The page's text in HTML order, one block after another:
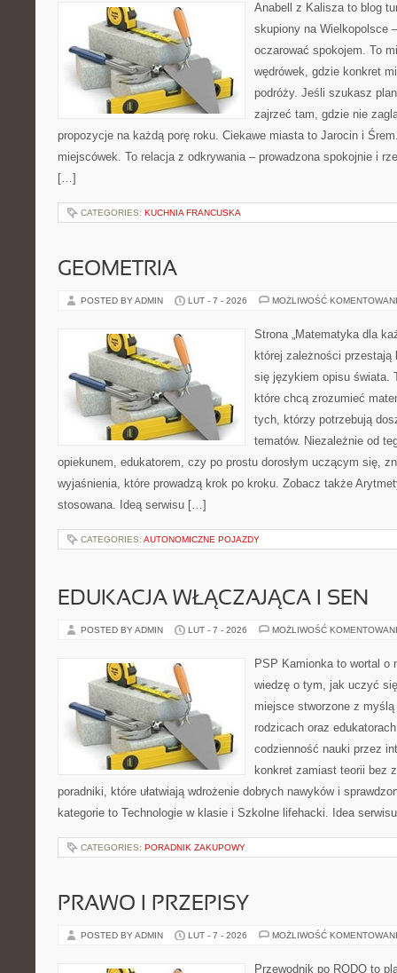
Anabell z Kalisza to blog
skupiony na Wielkopolsce
oczarować spokojem. To
wędrówek, gdzie konkret
podróży. Jeśli szukasz
zajrzeć tam, gdzie nie
propozycje na każdą porę roku. Ciekawe miasta to Jarocin i
miejscówek. To relacja z odkrywania – prowadzona spokojnie i
[…]
CATEGORIES: KUCHNIA FRANCUSKA
GEOMETRIA
POSTED BY ADMIN LUT - 7 - 2026 MOŻLIWOŚĆ
Strona „Matematyka dla
której zależności
się językiem opisu świata.
które chcą zrozumieć
tych, którzy potrzebują
tematów. Niezależnie od
opiekunem, edukatorem, czy po prostu dorosłym uczącym się,
wyjaśnienia, które prowadzą krok po kroku. Zobacz także
stosowana. Ideą serwisu […]
CATEGORIES: AUTONOMICZNE POJAZDY
EDUKACJA WŁĄCZAJĄCA I SEN
POSTED BY ADMIN LUT - 7 - 2026 MOŻLIWOŚĆ
PSP Kamionka to wortal o
wiedzę o tym, jak uczyć
miejsce stworzone z
rodzicach oraz
codzienność nauki przez
konkret zamiast teorii bez
poradniki, które ułatwiają wdrożenie dobrych nawyków i
kategorie to Technologie w klasie i Szkolne lifehacki. Idea
CATEGORIES: PORADNIK ZAKUPOWY
PRAWO I PRZEPISY
POSTED BY ADMIN LUT - 7 - 2026 MOŻLIWOŚĆ
Przewodnik po RODO to